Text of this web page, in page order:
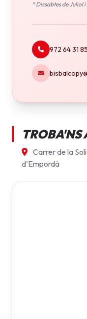
* Dissabtes de Juliol
972 64 31 85
TROBA'NS
Carrer de la
d'Empordà